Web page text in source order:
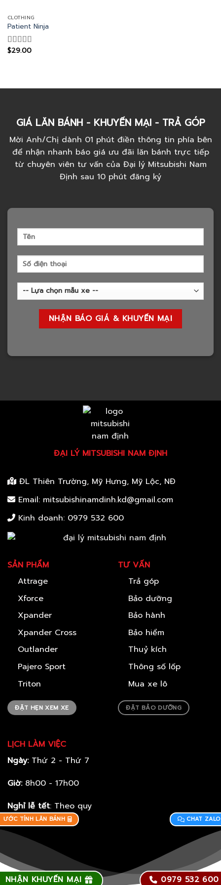
CLOTHING
Patient Ninja
Rated4.67
$29.00
GIÁ LĂN BÁNH - KHUYẾN MẠI - TRẢ GÓP
Mời Anh/Chị dành 01 phút điền thông tin phía bên
để nhận nhanh báo giá ưu đãi lăn bánh trực tiếp
từ chuyên viên tư vấn của Đại lý Mitsubishi Nam
Định sau 10 phút đăng ký
ĐẠI LÝ MITSUBISHI NAM ĐỊNH
ĐL Thiên Trường, Mỹ Hưng, Mỹ Lộc, NĐ
Email: mitsubishinamdinh.kd@gmail.com
Kinh doanh: 0979 532 600
SẢN PHẨM
Attrage
Xforce
Xpander
Xpander Cross
Outlander
Pajero Sport
Triton
ĐẶT HẸN XEM XE
LỊCH LÀM VIỆC
Ngày:Thứ 2 - Thứ 7
Giờ:8h00 - 17h00
Nghỉ lễ tết: Theo quy
định Nhà Nước
TƯ VẤN
Trả góp
Bảo dưỡng
Bảo hành
Bảo hiểm
Thuỷ kích
Thông số lốp
Mua xe lô
ĐẶT BẢO DƯỠNG
0979 532 600
CHAT ZALO
NHẬN KHUYẾN MẠI
ƯỚC TÍNH LĂN BÁNH